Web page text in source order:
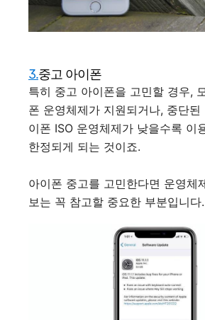
3.중고 아이폰
특히 중고 아이폰을 고민할 경우,
폰 운영체제가 지원되거나, 중단
이폰 ISO 운영체제가 낮을수록 이
한정되게 되는 것이죠.
아이폰 중고를 고민한다면 운영체
보는 꼭 참고할 중요한 부분입니다.